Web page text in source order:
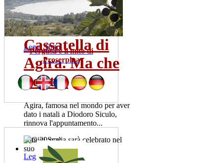
risultati positivi. La meta' dei
pazienti ricoverata...
mer 22 lug
Leggi Tutto
Cassatella di
Agira. Ma che
bontà!
Agira, famosa nel mondo per aver
dato i natali a Diodoro Siculo,
rinnova l'appuntamento...
dom 20 nov
Leggi Tutto
Pergusa e il mito di
Proserpina